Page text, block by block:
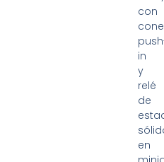
con
in
y
relé
de
en